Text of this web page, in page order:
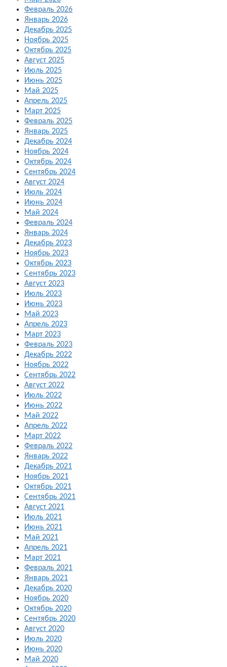
Февраль 2026
Январь 2026
Декабрь 2025
Ноябрь 2025
Октябрь 2025
Август 2025
Июль 2025
Июнь 2025
Май 2025
Апрель 2025
Март 2025
Февраль 2025
Январь 2025
Декабрь 2024
Ноябрь 2024
Октябрь 2024
Сентябрь 2024
Август 2024
Июль 2024
Июнь 2024
Май 2024
Февраль 2024
Январь 2024
Декабрь 2023
Ноябрь 2023
Октябрь 2023
Сентябрь 2023
Август 2023
Июль 2023
Июнь 2023
Май 2023
Апрель 2023
Март 2023
Февраль 2023
Декабрь 2022
Ноябрь 2022
Сентябрь 2022
Август 2022
Июль 2022
Июнь 2022
Май 2022
Апрель 2022
Март 2022
Февраль 2022
Январь 2022
Декабрь 2021
Ноябрь 2021
Октябрь 2021
Сентябрь 2021
Август 2021
Июль 2021
Июнь 2021
Май 2021
Апрель 2021
Март 2021
Февраль 2021
Январь 2021
Декабрь 2020
Ноябрь 2020
Октябрь 2020
Сентябрь 2020
Август 2020
Июль 2020
Июнь 2020
Май 2020